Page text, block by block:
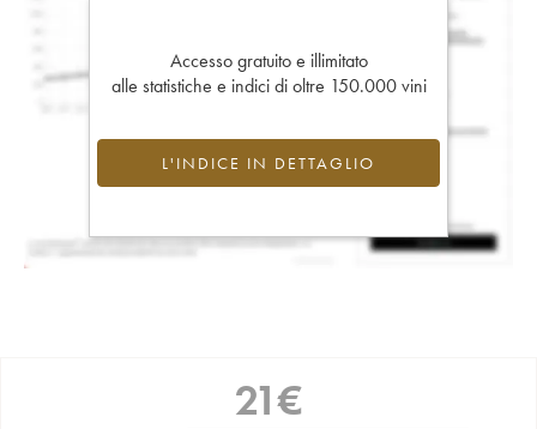
Accesso gratuito e illimitato
alle statistiche e indici di oltre 150.000 vini
L'INDICE IN DETTAGLIO
21€